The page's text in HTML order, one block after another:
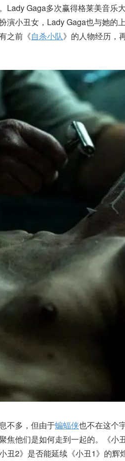
Lady Gaga多次赢得格莱美音乐
演小丑女，Lady Gaga也与她的
之前《自杀小队》的人物经历，
不多，但由于蝙蝠侠也不在这个
焦他们是如何走到一起的。《
丑2》是否能延续《小丑1》的